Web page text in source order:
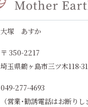
大塚 あすか
〒 350-2217
埼玉県鶴ヶ島市三ツ木118-31
049-277-4693
（営業･勧誘電話はお断りし